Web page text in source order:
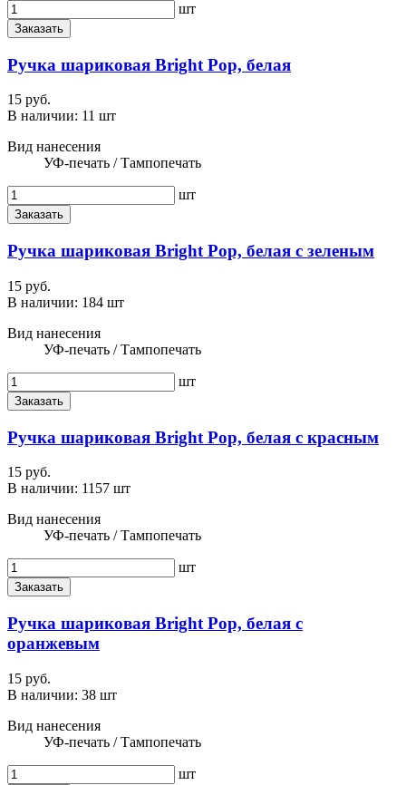
шт
Заказать
Ручка шариковая Bright Pop, белая
15 руб.
В наличии: 11 шт
Вид нанесения
УФ-печать / Тампопечать
шт
Заказать
Ручка шариковая Bright Pop, белая с зеленым
15 руб.
В наличии: 184 шт
Вид нанесения
УФ-печать / Тампопечать
шт
Заказать
Ручка шариковая Bright Pop, белая с красным
15 руб.
В наличии: 1157 шт
Вид нанесения
УФ-печать / Тампопечать
шт
Заказать
Ручка шариковая Bright Pop, белая с
оранжевым
15 руб.
В наличии: 38 шт
Вид нанесения
УФ-печать / Тампопечать
шт